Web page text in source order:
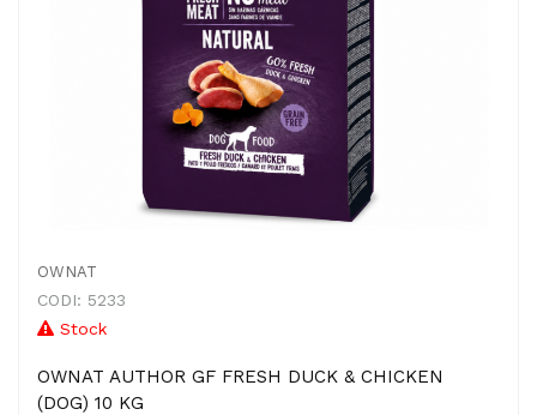
OWNAT
CODI: 5233
Stock
OWNAT AUTHOR GF FRESH DUCK & CHICKEN
(DOG) 10 KG